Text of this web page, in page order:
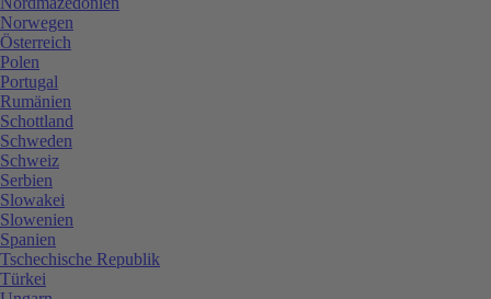
Norwegen
Österreich
Polen
Portugal
Rumänien
Schottland
Schweden
Schweiz
Serbien
Slowakei
Slowenien
Spanien
Tschechische Republik
Türkei